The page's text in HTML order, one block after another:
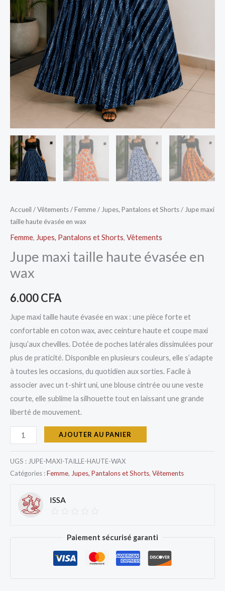
Accueil /Vêtements/Femme/ Jupes, Pantalons et Shorts/ Jupe maxi
taille haute évasée en wax
Femme, Jupes, Pantalons et Shorts, Vêtements
Jupe maxi taille haute évasée en
wax
6.000CFA
Jupe maxi taille haute évasée en wax : une pièce forte et
confortable en coton wax, avec ceinture haute et coupe maxi
jusqu’aux chevilles. Dotée de poches latérales dissimulées pour
plus de praticité. Disponible en plusieurs couleurs, elle s’adapte
à toutes les occasions, du quotidien aux sorties. Facile à
associer avec un t-shirt uni, une blouse cintrée ou une veste
courte, elle sublime la silhouette tout en laissant une grande
liberté de mouvement.
AJOUTER AU PANIER
UGS : JUPE-MAXI-TAILLE-HAUTE-WAX
Catégories :Femme, Jupes, Pantalons et Shorts, Vêtements
ISSA
Paiement sécurisé garanti